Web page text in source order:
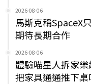
2026-08-06
馬斯克稱SpaceX
期待長期合作
2026-08-06
體驗喵星人拆家
把家具通通推下桌